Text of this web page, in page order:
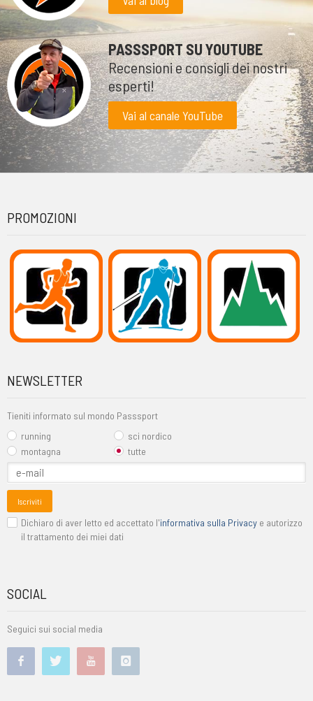
PASSSPORT SU YOUTUBE
Recensioni e consigli dei nostri
esperti!
Vai al canale YouTube
PROMOZIONI
NEWSLETTER
Tieniti informato sul mondo Passsport
running
sci nordico
montagna
tutte
Iscriviti
Dichiaro di aver letto ed accettato l'informativa sulla Privacy e autorizzo
il trattamento dei miei dati
SOCIAL
Seguici sui social media